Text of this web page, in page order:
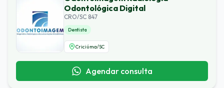
Odontológica Digital
CRO/SC 847
Dentista
Criciúma/SC
Agendar consulta